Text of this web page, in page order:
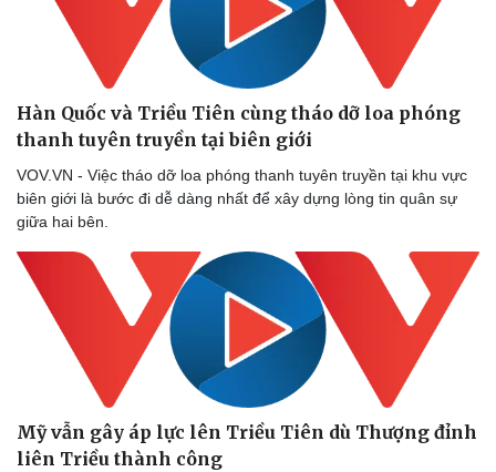
Hàn Quốc và Triều Tiên cùng tháo dỡ loa phóng
thanh tuyên truyền tại biên giới
VOV.VN - Việc tháo dỡ loa phóng thanh tuyên truyền tại khu vực
biên giới là bước đi dễ dàng nhất để xây dựng lòng tin quân sự
giữa hai bên.
Mỹ vẫn gây áp lực lên Triều Tiên dù Thượng đỉnh
liên Triều thành công